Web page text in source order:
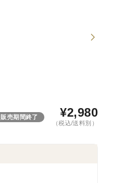
販売期間終了 ¥2,980
（税込/送料別）